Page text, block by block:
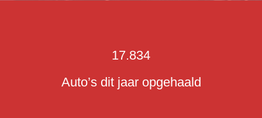
17.834
Auto’s dit jaar opgehaald